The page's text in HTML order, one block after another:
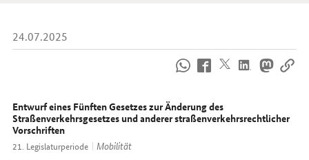
24.07.2025
uns
im
Internet
Entwurf eines Fünften Gesetzes zur Änderung des
Straßenverkehrsgesetzes und anderer straßenverkehrsrechtlicher
Vorschriften
21. Legislaturperiode
Mobilität